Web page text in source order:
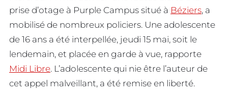
prise d’otage à Purple Campus situé à Béziers, a
mobilisé de nombreux policiers. Une adolescente
de 16 ans a été interpellée, jeudi 15 mai, soit le
lendemain, et placée en garde à vue, rapporte
Midi Libre. L’adolescente qui nie être l’auteur de
cet appel malveillant, a été remise en liberté.